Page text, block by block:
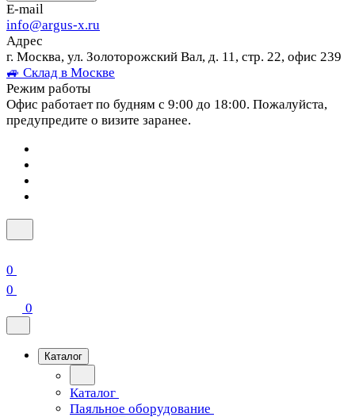
E-mail
info@argus-x.ru
Адрес
г. Москва, ул. Золоторожский Вал, д. 11, стр. 22, офис 239
🚙 Склад в Москве
Режим работы
Офис работает по будням с 9:00 до 18:00. Пожалуйста,
предупредите о визите заранее.
0
0
0
Каталог
Каталог
Паяльное оборудование